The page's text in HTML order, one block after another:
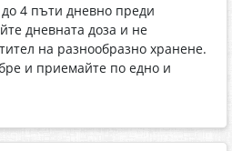
4 пъти дневно преди
дневната доза и не
на разнообразно хранене.
и приемайте по едно и